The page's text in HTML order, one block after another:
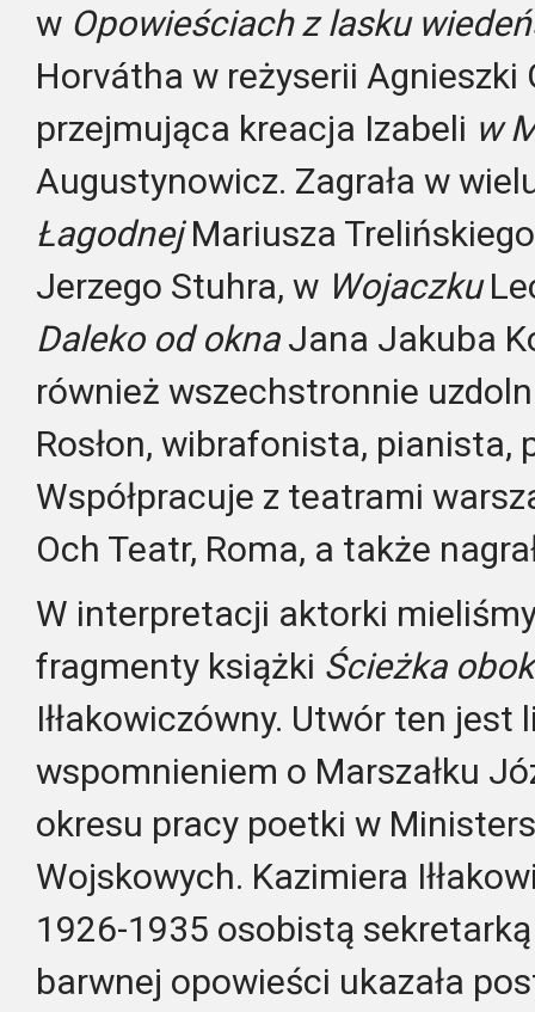
w Opowieściach z lasku
Horvátha w reżyserii Agnieszki
przejmująca kreacja Izabeli w
Augustynowicz. Zagrała w
ŁagodnejMariusza
Jerzego Stuhra, w Wojaczku
Daleko od oknaJana Jakuba
również wszechstronnie
Rosłon, wibrafonista, pianista,
Współpracuje z teatrami
Och Teatr, Roma, a także
W interpretacji aktorki
fragmenty książki Ścieżka
Iłłakowiczówny. Utwór ten jest
wspomnieniem o Marszałku
okresu pracy poetki w
Wojskowych. Kazimiera
1926-1935 osobistą
barwnej opowieści ukazała